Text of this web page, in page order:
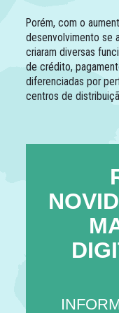
Porém, com o
desenvolvimento se
criaram diversas
de crédito,
diferenciadas por
centros de